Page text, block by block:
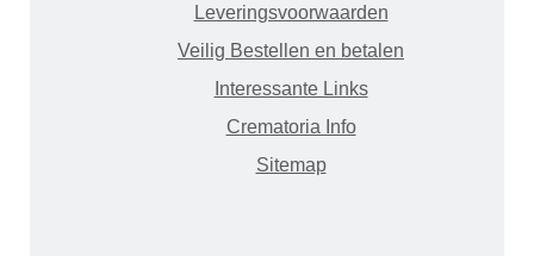
Leveringsvoorwaarden
Veilig Bestellen en betalen
Interessante Links
Crematoria Info
Sitemap